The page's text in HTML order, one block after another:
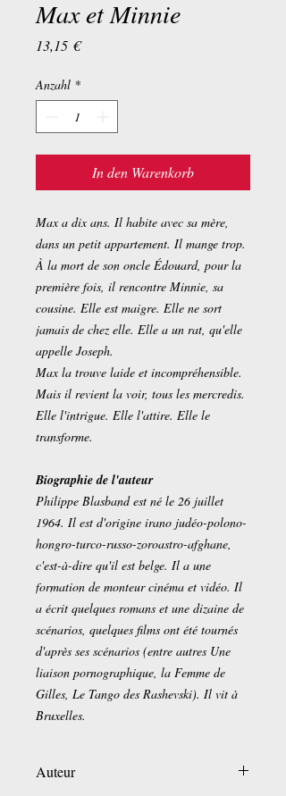
Max et Minnie
13,15 €Preis
Anzahl *
In den Warenkorb
Max a dix ans. Il habite avec sa mère,
dans un petit appartement. Il mange trop.
À la mort de son oncle Édouard, pour la
première fois, il rencontre Minnie, sa
cousine. Elle est maigre. Elle ne sort
jamais de chez elle. Elle a un rat, qu'elle
appelle Joseph.
Max la trouve laide et incompréhensible.
Mais il revient la voir, tous les mercredis.
Elle l'intrigue. Elle l'attire. Elle le
transforme.
Biographie de l'auteur
Philippe Blasband est né le 26 juillet
1964. Il est d'origine irano judéo-polono-
hongro-turco-russo-zoroastro-afghane,
c'est-à-dire qu'il est belge. Il a une
formation de monteur cinéma et vidéo. Il
a écrit quelques romans et une dizaine de
scénarios, quelques films ont été tournés
d'après ses scénarios (entre autres Une
liaison pornographique, la Femme de
Gilles, Le Tango des Rashevski). Il vit à
Bruxelles.
Auteur